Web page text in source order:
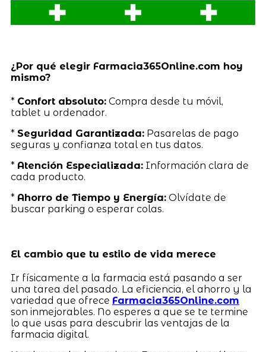
¿Por qué elegir Farmacia365Online.com hoy
mismo?
* Confort absoluto:Compra desde tu móvil,
tablet u ordenador.
* Seguridad Garantizada:Pasarelas de pago
seguras y confianza total en tus datos.
* Atención Especializada:Información clara de
cada producto.
* Ahorro de Tiempo y Energía:Olvídate de
buscar parking o esperar colas.
El cambio que tu estilo de vida merece
Ir físicamente a la farmacia está pasando a ser
una tarea del pasado. La eficiencia, el ahorro y la
variedad que ofrece Farmacia365Online.com
son inmejorables. No esperes a que se te termine
lo que usas para descubrir las ventajas de la
farmacia digital.